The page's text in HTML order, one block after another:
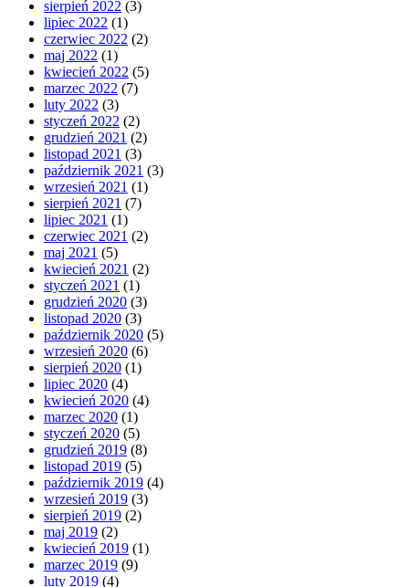
sierpień 2022 (3)
lipiec 2022 (1)
czerwiec 2022 (2)
maj 2022 (1)
kwiecień 2022 (5)
marzec 2022 (7)
luty 2022 (3)
styczeń 2022 (2)
grudzień 2021 (2)
listopad 2021 (3)
październik 2021 (3)
wrzesień 2021 (1)
sierpień 2021 (7)
lipiec 2021 (1)
czerwiec 2021 (2)
maj 2021 (5)
kwiecień 2021 (2)
styczeń 2021 (1)
grudzień 2020 (3)
listopad 2020 (3)
październik 2020 (5)
wrzesień 2020 (6)
sierpień 2020 (1)
lipiec 2020 (4)
kwiecień 2020 (4)
marzec 2020 (1)
styczeń 2020 (5)
grudzień 2019 (8)
listopad 2019 (5)
październik 2019 (4)
wrzesień 2019 (3)
sierpień 2019 (2)
maj 2019 (2)
kwiecień 2019 (1)
marzec 2019 (9)
luty 2019 (4)